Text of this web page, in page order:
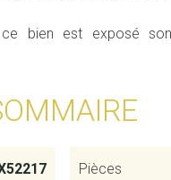
bien est exposé
Pièces